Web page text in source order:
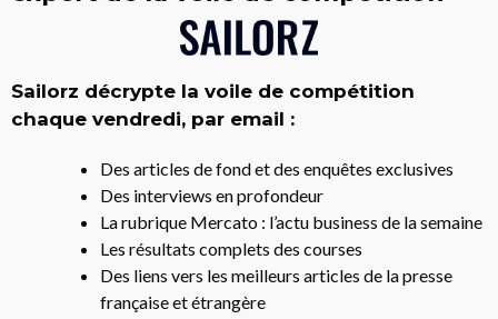
Sailorz décrypte la voile de compétition
chaque vendredi, par email :
Des articles de fond et des enquêtes exclusives
Des interviews en profondeur
La rubrique Mercato : l’actu business de la semaine
Les résultats complets des courses
Des liens vers les meilleurs articles de la presse
française et étrangère